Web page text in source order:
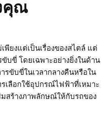
คุณ
ยงแต่เป็นเรื่องของสไตล์ แต่
บขี่ โดยเฉพาะอย่างยิ่งในด้าน
ขับขี่ในเวลากลางคืนหรือใน
เลือกใช้อุปกรณ์ไฟฟ้าที่เหมาะ
สร้างภาพลักษณ์ให้กับรถของ